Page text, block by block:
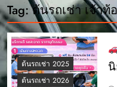
Tag:ต้นรถเช่า เจ้า
ต้นรถเช่า 2025
ต้นรถเช่า 2026